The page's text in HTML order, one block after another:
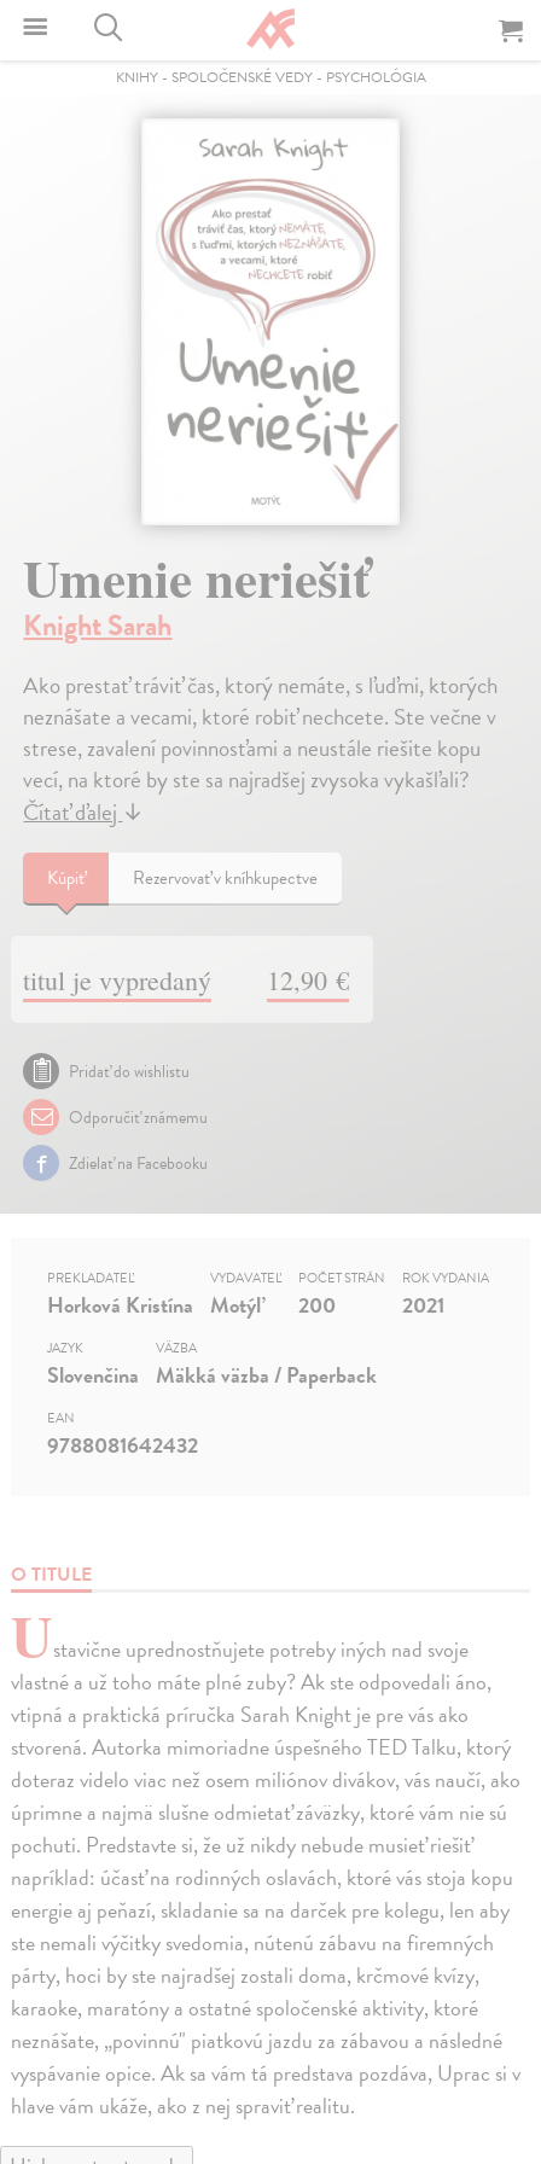
KNIHY- SPOLOČENSKÉ VEDY- PSYCHOLÓGIA
Umenie neriešiť
Knight Sarah
Ako prestať tráviť čas, ktorý nemáte, s ľuďmi, ktorých
neznášate a vecami, ktoré robiť nechcete. Ste večne v
strese, zavalení povinnosťami a neustále riešite kopu
vecí, na ktoré by ste sa najradšej zvysoka vykašľali?
Čítať ďalej↓
Kúpiť Rezervovať v kníhkupectve
titul je vypredaný 12,90 €
Pridať do wishlistu
Odporučiť známemu
Zdielať na Facebooku
O TITULE
Ustavične uprednostňujete potreby iných nad svoje
vlastné a už toho máte plné zuby? Ak ste odpovedali áno,
vtipná a praktická príručka Sarah Knight je pre vás ako
stvorená. Autorka mimoriadne úspešného TED Talku, ktorý
doteraz videlo viac než osem miliónov divákov, vás naučí, ako
úprimne a najmä slušne odmietať záväzky, ktoré vám nie sú
pochuti. Predstavte si, že už nikdy nebude musieť riešiť
napríklad: účasť na rodinných oslavách, ktoré vás stoja kopu
energie aj peňazí, skladanie sa na darček pre kolegu, len aby
ste nemali výčitky svedomia, nútenú zábavu na firemných
párty, hoci by ste najradšej zostali doma, krčmové kvízy,
karaoke, maratóny a ostatné spoločenské aktivity, ktoré
neznášate, „povinnú" piatkovú jazdu za zábavou a následné
vyspávanie opice. Ak sa vám tá predstava pozdáva, Uprac si v
hlave vám ukáže, ako z nej spraviť realitu.
PREKLADATEĽ
Horková Kristína
VYDAVATEĽ
Motýľ
POČET STRÁN
200
ROK VYDANIA
2021
JAZYK
Slovenčina
VÄZBA
Mäkká väzba / Paperback
EAN
9788081642432